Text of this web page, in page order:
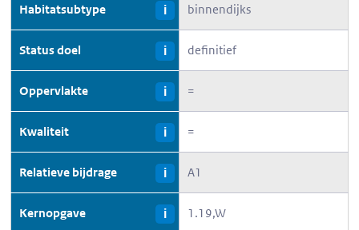
Habitatsubtype i binnendijks
Status doel i definitief
Oppervlakte i =
Kwaliteit i =
Relatieve bijdrage i A1
Kernopgave i 1.19,W